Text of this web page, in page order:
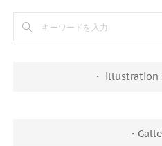
・ illustration
・